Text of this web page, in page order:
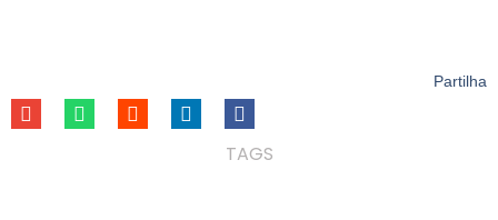
Partilha
TAGS